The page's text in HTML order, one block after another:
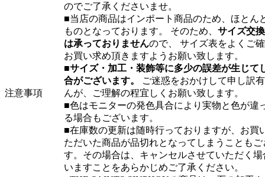
のでご了承くださいませ。
注意事項
■当店の商品はインポート商品のため、ほとん
ものとなっております。 そのため、 サイズ交
は承っておりませんので、 サイズ表をよくご
お買い求め頂きますようお願い致します。
■サイズ・加工・装飾等に多少の誤差が生じて
合がございます。
ご迷惑をおかけして申し訳
んが、ご理解の程宜しくお願い致します。
■色はモニターの発色具合により実物と色が違
る場合もございます。
■在庫数の更新は随時行っておりますが、お買
ただいた商品が品切れとなってしまうこともご
す。その場合は、キャンセルさせていただく場
いますことをあらかじめご了承ください。